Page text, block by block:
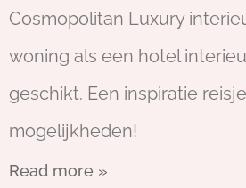
Cosmopolitan Luxury
woning als een hotel
geschikt. Een inspiratie
mogelijkheden!
Read more »